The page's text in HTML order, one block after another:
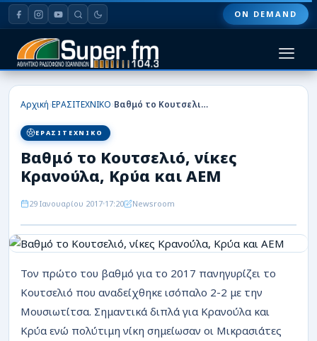
ON DEMAND
HOME
ΠΟΔΟΣΦΑΙΡΟ
ΜΠΑΣΚΕΤ
ΕΙΔΗΣΕΙΣ
ΑΡΘΡΟΓΡΑΦΙΕΣ
ΡΟΗ
Αρχική›ΕΡΑΣΙΤΕΧΝΙΚΟ› Βαθμό το Κουτσελιό, νίκες Κρανούλα, Κρύα και ΑΕΜ
ΕΡΑΣΙΤΕΧΝΙΚΟ
Βαθμό το Κουτσελιό, νίκες
Κρανούλα, Κρύα και ΑΕΜ
29 Ιανουαρίου 2017 17:20 Newsroom
Τον πρώτο του βαθμό για το 2017 πανηγυρίζει το
Κουτσελιό που αναδείχθηκε ισόπαλο 2-2 με την
Μουσιωτίτσα. Σημαντικά διπλά για Κρανούλα και
Κρύα ενώ πολύτιμη νίκη σημείωσαν οι Μικρασιάτες